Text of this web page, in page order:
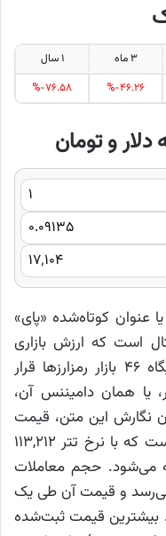
۳ ماه
۱ سال
%-۴۶.۲۶ %-۷۶.۵۸
و تومان
ارز دیجیتال پای نتورک که با نماد PI یا عنوان کوتاه‌شده «پای»
است که ارزش بازاری
حدود ۱.۹ میلیارد دلار دارد و در جایگاه ۴۶ بازار رمزارزها قرار
یا همان دامیننس آن،
در زمان نگارش این متن، قیمت
هر واحد PI برابر با ۰.۲۲۴۸۰۲ دلار است که با نرخ تتر ۱۱۳,۲۱۲
محاسبه می‌شود. حجم معاملات
میلیون دلار می‌رسد و قیمت آن طی یک
است. بیشترین قیمت ثبت‌شده